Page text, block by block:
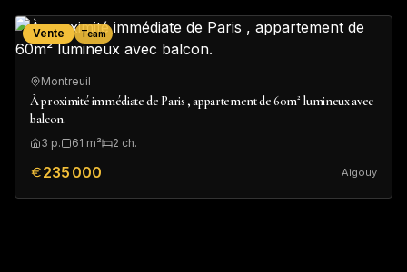
Vente Team
Montreuil
À proximité immédiate de Paris , appartement de 60m² lumineux avec
balcon.
3 p. 61 m² 2 ch.
235 000 Aigouy